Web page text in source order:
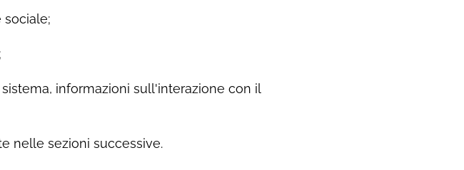
sociale;
informazioni sull'interazione con il
nelle sezioni successive.